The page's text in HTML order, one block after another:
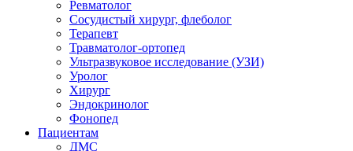
Ревматолог
Сосудистый хирург, флеболог
Терапевт
Травматолог-ортопед
Ультразвуковое исследование (УЗИ)
Уролог
Хирург
Эндокринолог
Фонопед
Пациентам
ДМС